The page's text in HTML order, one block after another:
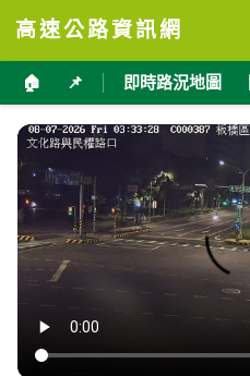
高速公路資訊網
🏠 📌 即時路況地圖